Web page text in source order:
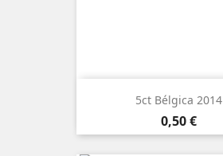
5ct Bélgica 2014
Preço
0,50 €